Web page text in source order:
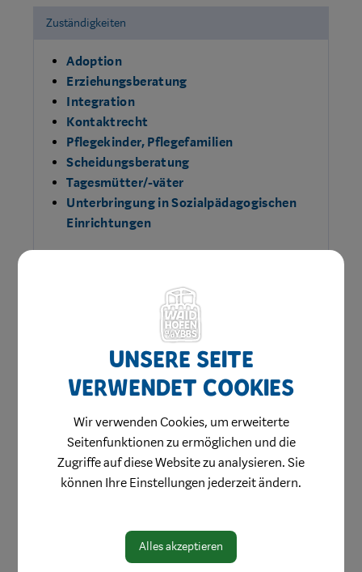
Zuständigkeiten
Adoption
Erziehungsberatung
Integration
Kontaktrecht
Pflegekinder, Pflegefamilien
Scheidungsberatung
Tagesmütter/-väter
Unterbringung in Sozialpädagogischen
Einrichtungen
Amtswege
Online Formulare
Unsere Seite
verwendet Cookies
Wir verwenden Cookies, um erweiterte
Seitenfunktionen zu ermöglichen und die
Zugriffe auf diese Website zu analysieren. Sie
können Ihre Einstellungen jederzeit ändern.
Alles akzeptieren